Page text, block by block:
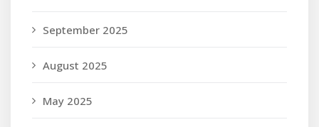
September 2025
August 2025
May 2025